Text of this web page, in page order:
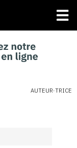
AUTEUR·TRICE